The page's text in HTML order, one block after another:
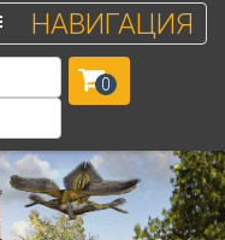
НАВИГАЦИЯ
0